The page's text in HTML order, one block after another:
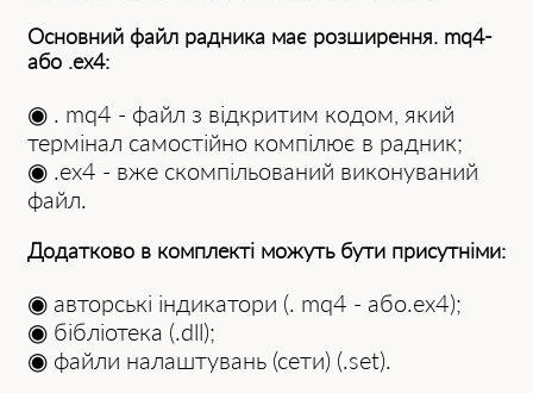
Основний файл радника має розширення. mq4-
або .ex4:
◉ . mq4 - файл з відкритим кодом, який
термінал самостійно компілює в радник;
◉ .ex4 - вже скомпільований виконуваний
файл.
Додатково в комплекті можуть бути присутніми:
◉ авторські індикатори (. mq4 - або.ex4);
◉ бібліотека (.dll);
◉ файли налаштувань (сети) (.set).